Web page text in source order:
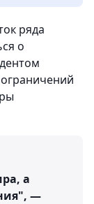
ряда
о
а
—